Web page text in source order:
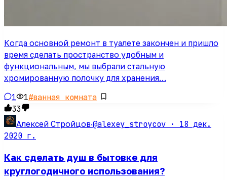
Когда основной ремонт в туалете закончен и пришло
время сделать пространство удобным и
функциональным, мы выбрали стальную
хромированную полочку для хранения…
1 1#ванная комната
33
Алексей Стройцов·@alexey_stroycov · 18 дек.
2020 г.
Как сделать душ в бытовке для
круглогодичного использования?